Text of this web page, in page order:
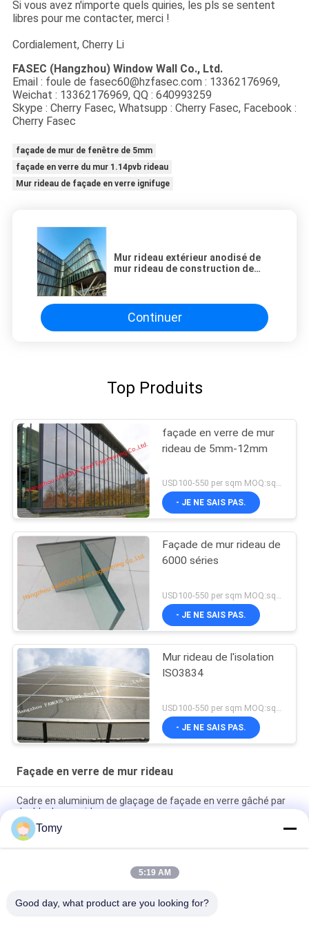
Si vous avez n'importe quels quiries, les pls se sentent
libres pour me contacter, merci !
Cordialement, Cherry Li
FASEC (Hangzhou) Window Wall Co., Ltd.
Email : foule de fasec60@hzfasec.com : 13362176969,
Weichat : 13362176969, QQ : 640993259
Skype : Cherry Fasec, Whatsupp : Cherry Fasec, Facebook :
Cherry Fasec
façade de mur de fenêtre de 5mm
façade en verre du mur 1.14pvb rideau
Mur rideau de façade en verre ignifuge
Mur rideau extérieur anodisé de
mur rideau de construction de
Continuer
Top Produits
façade en verre de mur
rideau de 5mm-12mm
USD100-550 per sqm MOQ:sqm 300
- JE NE SAIS PAS.
Façade de mur rideau de
6000 séries
USD100-550 per sqm MOQ:sqm 300
- JE NE SAIS PAS.
Mur rideau de l'isolation
ISO3834
- JE NE SAIS PAS.
Façade en verre de mur rideau
Cadre en aluminium de glaçage de façade en verre gâché par
double de mur rideau
Façade gâchée réfléchissante de mur rideau de verre feuilleté
aucune éraflures
La façade en verre transformée en unités de mur rideau
Tomy
5:19 AM
Good day, what product are you looking for?